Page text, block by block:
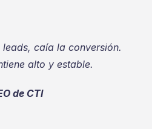
caía la conversión.
alto y estable.
de CTI